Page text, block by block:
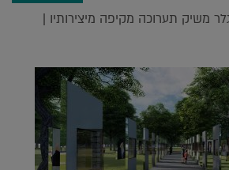
משיק תערוכה מקיפה מיצירותיו |